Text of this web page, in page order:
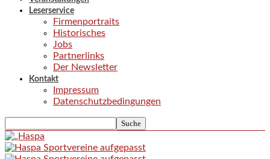
Leserservice
Firmenportraits
Historisches
Jobs
Partnerlinks
Der Newsletter
Kontakt
Impressum
Datenschutzbedingungen